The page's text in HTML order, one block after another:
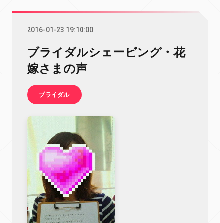
2016-01-23 19:10:00
ブライダルシェービング・花
嫁さまの声
ブライダル